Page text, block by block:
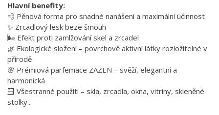
Hlavní benefity:
💨 Pěnová forma pro snadné nanášení a maximální účinnost
✨ Zrcadlový lesk beze šmouh
🌬️ Efekt proti zamlžování skel a zrcadel
🌿 Ekologické složení – povrchově aktivní látky rozložitelné v
přírodě
🌸 Prémiová parfemace ZAZEN – svěží, elegantní a
harmonická
🪟 Všestranné použití – skla, zrcadla, okna, vitríny, skleněné
stolky...